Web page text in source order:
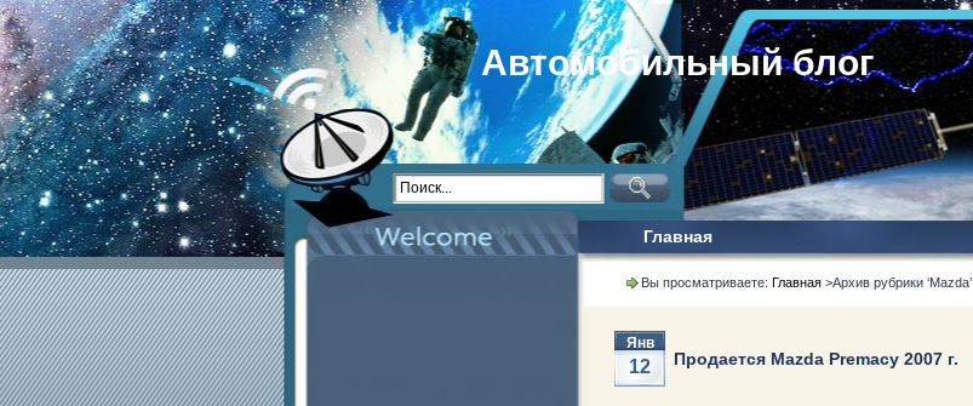
Автомобильный блог
Главная
Вы просматриваете: Главная >Архив рубрики ‘Mazda’
Продается Mazda Premacy 2007 г.
Янв
12